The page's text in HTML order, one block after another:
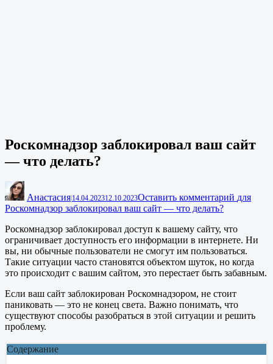
Роскомнадзор заблокировал ваш сайт
— что делать?
Анастасия 14.04.202312.10.2023Оставить комментарий для
Роскомнадзор заблокировал ваш сайт — что делать?
Роскомнадзор заблокировал доступ к вашему сайту, что
ограничивает доступность его информации в интернете. Ни
вы, ни обычные пользователи не смогут им пользоваться.
Такие ситуации часто становятся объектом шуток, но когда
это происходит с вашим сайтом, это перестает быть забавным.
Если ваш сайт заблокирован Роскомнадзором, не стоит
паниковать — это не конец света. Важно понимать, что
существуют способы разобраться в этой ситуации и решить
проблему.
Содержание